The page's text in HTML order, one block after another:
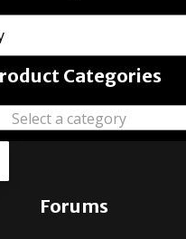
Categories
Select a category
Forums